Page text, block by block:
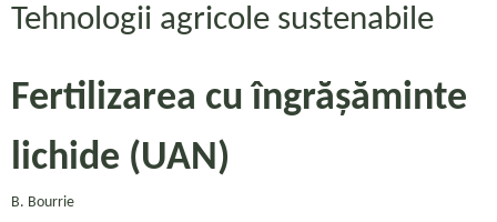
Tehnologii agricole sustenabile
Fertilizarea cu îngrășăminte
lichide (UAN)
B. Bourrie